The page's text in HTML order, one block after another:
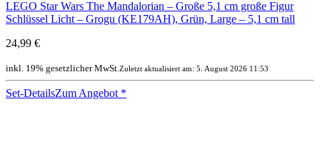
LEGO Star Wars The Mandalorian – Große 5,1 cm große Figur
Schlüssel Licht – Grogu (KE179AH), Grün, Large – 5,1 cm tall
24,99 €
inkl. 19% gesetzlicher MwSt.Zuletzt aktualisiert am: 5. August 2026 11:53
Set-DetailsZum Angebot *